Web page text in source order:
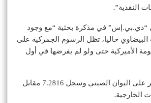
النقدية”.
“دي.بي.إس” في مذكرة بحثية “مع وجود
حاليا، تظل الرسوم الجمركية على
الأميركية حتى ولو لم يفرضها في أول
ولم يطرأ تغيير يذكر على اليوان الصيني وسجل 7.2816 مقابل
الخارجية.